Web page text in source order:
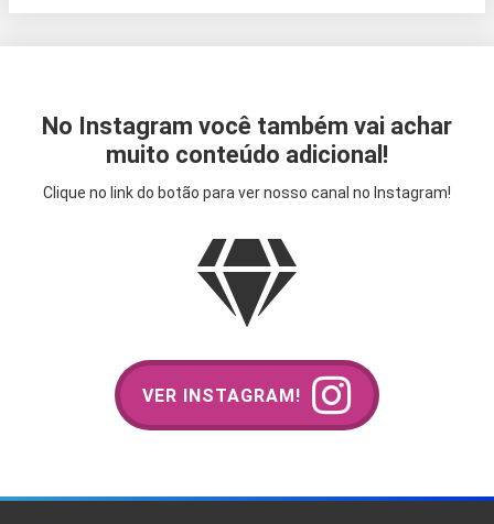
No Instagram você também vai achar
muito conteúdo adicional!
Clique no link do botão para ver nosso canal no Instagram!
VER INSTAGRAM!